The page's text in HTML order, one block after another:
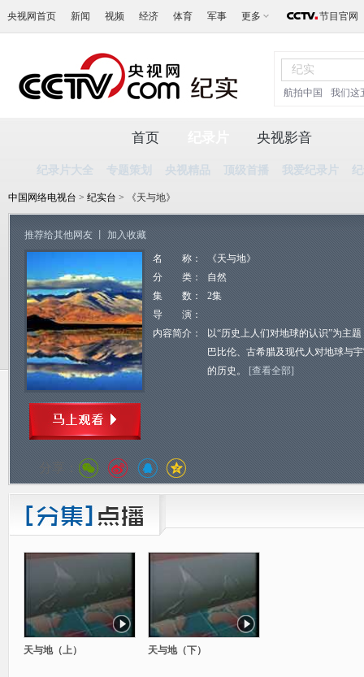
央视网首页 新闻 视频 经济 体育 军事 更多 节目官网
航拍中国 我们这
首页
纪录片大全 专题策划 央视精品 顶级首播 我爱纪录片
央视影音
中国网络电视台 > 纪实台 > 《天与地》
推荐给其他网友 加入收藏
名 称：
《天与地》
分 类：
自然
集 数：
2集
导 演：
内容简介：
以“历史上人们对地球的认识”为主
巴比伦、古希腊及现代人对地球与
的历史。
[查看全部]
分享：
天与地（上） 天与地（下）